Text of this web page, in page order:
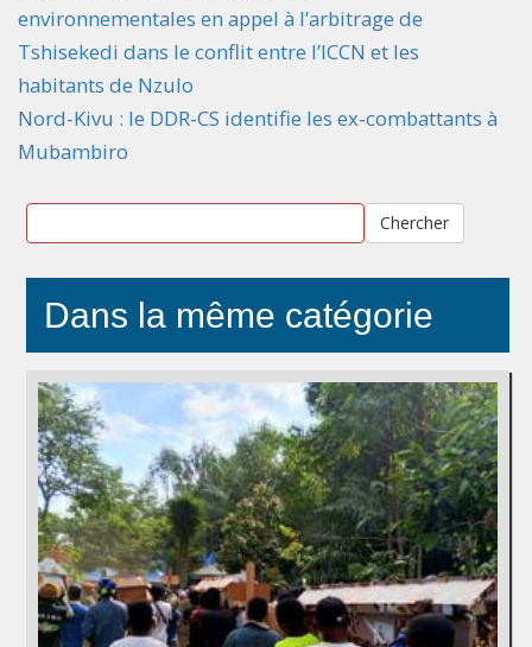
environnementales en appel à l’arbitrage de
Tshisekedi dans le conflit entre l’ICCN et les
habitants de Nzulo
Nord-Kivu : le DDR-CS identifie les ex-combattants à
Mubambiro
Chercher
Dans la même catégorie